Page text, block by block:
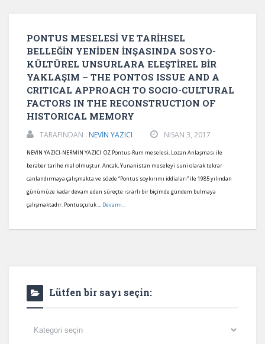
PONTUS MESELESİ VE TARİHSEL
BELLEĞİN YENİDEN İNŞASINDA SOSYO-
KÜLTÜREL UNSURLARA ELEŞTİREL BİR
YAKLAŞIM – THE PONTOS ISSUE AND A
CRITICAL APPROACH TO SOCIO-CULTURAL
FACTORS IN THE RECONSTRUCTION OF
HISTORICAL MEMORY
TARAFINDAN : NEVİN YAZICI NISAN 3, 2017
NEVİN YAZICI-NERMİN YAZICI ÖZ Pontus-Rum meselesi, Lozan Anlaşması ile
beraber tarihe mal olmuştur. Ancak, Yunanistan meseleyi suni olarak tekrar
canlandırmaya çalışmakta ve sözde “Pontus soykırımı iddiaları” ile 1985 yılından
günümüze kadar devam eden süreçte ısrarlı bir biçimde gündem bulmaya
çalışmaktadır. Pontusçuluk ... Devamı...
Lütfen bir sayı seçin:
Lütfen